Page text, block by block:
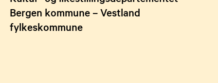
Bergen kommune – Vestland
fylkeskommune